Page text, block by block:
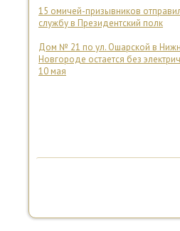
15 омичей-призывников
службу в Президентский полк
Дом № 21 по ул. Ошарской в
Новгороде остается без
10 мая